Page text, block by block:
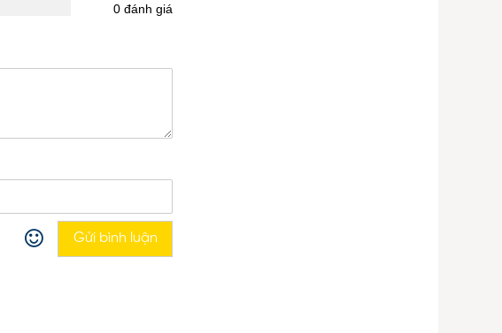
0 đánh giá